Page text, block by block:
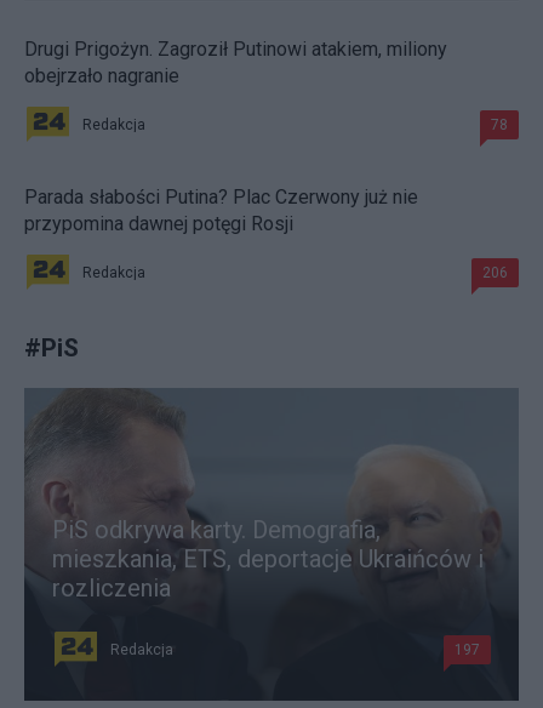
Drugi Prigożyn. Zagroził Putinowi atakiem, miliony
obejrzało nagranie
Redakcja 78
Parada słabości Putina? Plac Czerwony już nie
przypomina dawnej potęgi Rosji
Redakcja 206
#PiS
PiS odkrywa karty. Demografia,
mieszkania, ETS, deportacje Ukraińców i
rozliczenia
Redakcja 197